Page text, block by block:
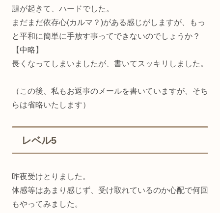
題が起きて、ハードでした。
まだまだ依存心(カルマ？)がある感じがしますが、もっ
と平和に簡単に手放す事ってできないのでしょうか？
【中略】
長くなってしまいましたが、書いてスッキリしました。
（この後、私もお返事のメールを書いていますが、そち
らは省略いたします）
レベル5
昨夜受けとりました。
体感等はあまり感じず、受け取れているのか心配で何回
もやってみました。